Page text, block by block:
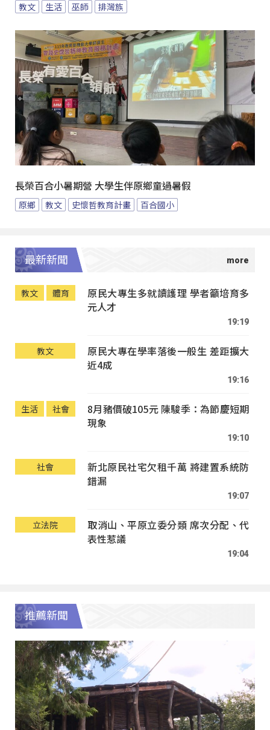
教文 生活 巫師 排灣族
長榮百合小暑期營 大學生伴原鄉童過暑假
原鄉 教文 史懷哲教育計畫 百合國小
最新新聞
教文 體育
原民大專生多就讀護理 學者籲培育多
元人才
19:19
教文
原民大專在學率落後一般生 差距擴大
近4成
19:16
生活 社會
8月豬價破105元 陳駿季：為節慶短期
現象
19:10
社會
新北原民社宅欠租千萬 將建置系統防
錯漏
19:07
立法院
取消山、平原立委分類 席次分配、代
表性惹議
19:04
推薦新聞